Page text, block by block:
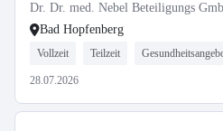
Dr. Dr. med. Nebel Beteiligungs
Bad Hopfenberg
Vollzeit Teilzeit
28.07.2026